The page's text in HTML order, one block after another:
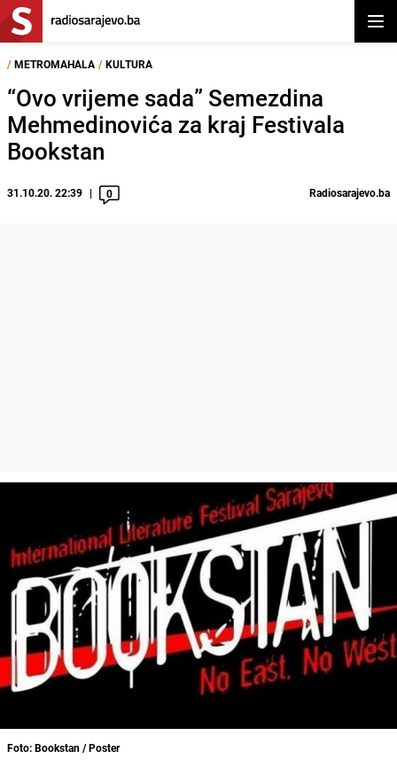
/ METROMAHALA / KULTURA
“Ovo vrijeme sada” Semezdina
Mehmedinovića za kraj Festivala
Bookstan
31.10.20. 22:39 0 Radiosarajevo.ba
Foto: Bookstan / Poster